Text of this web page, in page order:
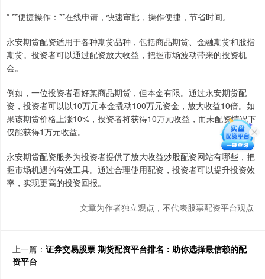
* **便捷操作：**在线申请，快速审批，操作便捷，节省时间。
永安期货配资适用于各种期货品种，包括商品期货、金融期货和股指
期货。投资者可以通过配资放大收益，把握市场波动带来的投资机
会。
例如，一位投资者看好某商品期货，但本金有限。通过永安期货配
资，投资者可以以10万元本金撬动100万元资金，放大收益10倍。如
果该期货价格上涨10%，投资者将获得10万元收益，而未配资情况下
仅能获得1万元收益。
永安期货配资服务为投资者提供了放大收益炒股配资网站有哪些，把
握市场机遇的有效工具。通过合理使用配资，投资者可以提升投资效
率，实现更高的投资回报。
文章为作者独立观点，不代表股票配资平台观点
上一篇： 证券交易股票 期货配资平台排名：助你选择最信赖的配
资平台